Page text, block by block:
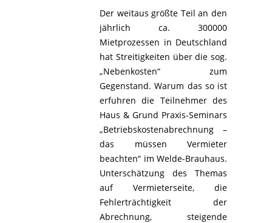
Der weitaus größte Teil an den
jährlich ca. 300000
Mietprozessen in Deutschland
hat Streitigkeiten über die sog.
„Nebenkosten“ zum
Gegenstand. Warum das so ist
erfuhren die Teilnehmer des
Haus & Grund Praxis-Seminars
„Betriebskostenabrechnung –
das müssen Vermieter
beachten“ im Welde-Brauhaus.
Unterschätzung des Themas
auf Vermieterseite, die
Fehlerträchtigkeit der
Abrechnung, steigende